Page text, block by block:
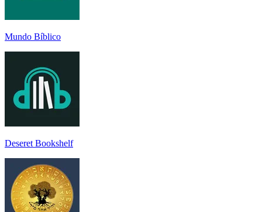
Mundo Bíblico
Deseret Bookshelf